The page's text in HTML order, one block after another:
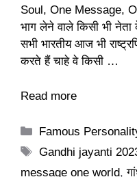
Soul, One Message,
भाग लेने वाले किसी भी
सभी भारतीय आज भी
करते हैं चाहे वे किसी …
Read more
Categories
Famous
Tags
Gandhi jayanti
message one world,